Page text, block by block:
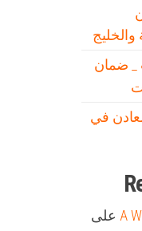
والخليج
_ ضمان
في
A على